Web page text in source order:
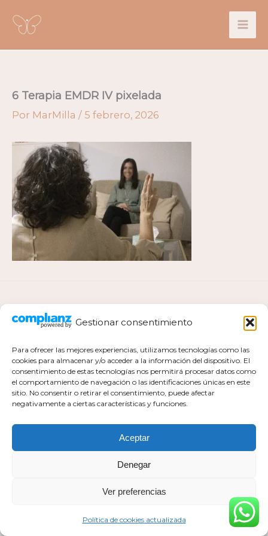
Gestionar consentimiento
Para ofrecer las mejores experiencias, utilizamos tecnologías como las
cookies para almacenar y/o acceder a la información del dispositivo. El
consentimiento de estas tecnologías nos permitirá procesar datos como
el comportamiento de navegación o las identificaciones únicas en este
sitio. No consentir o retirar el consentimiento, puede afectar
negativamente a ciertas características y funciones.
Aceptar
Denegar
Ver preferencias
Política de cookies actualizada
6 Terapia EMDR IV pixelada
Por MarMilla / 5 febrero, 2026
Política de privacidad
Política de cookies actualizada
Todos los derechos pertenecen a Mar Milla Sánchez © 2026
https://esaviamarketing.com